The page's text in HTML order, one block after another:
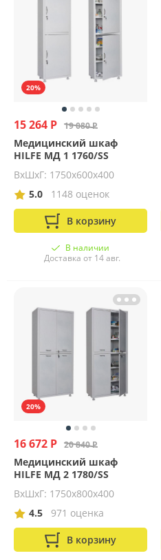
20%
15 264 Р 19 080 Р
Медицинский шкаф
HILFE МД 1 1760/SS
ВхШхГ: 1750х600х400
5.0
1148 оценок
В корзину
В наличии
Доставка от 14 авг.
20%
16 672 Р 20 840 Р
Медицинский шкаф
HILFE МД 2 1780/SS
ВхШхГ: 1750х800х400
4.5
971 оценка
В корзину